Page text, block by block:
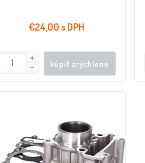
€24,00 s DPH
kúpiť zrýchlene